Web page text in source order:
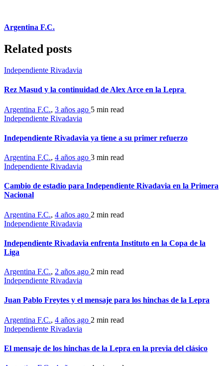
Argentina F.C.
Related posts
Independiente Rivadavia
Rez Masud y la continuidad de Alex Arce en la Lepra
Argentina F.C., 3 años ago 5 min read
Independiente Rivadavia
Independiente Rivadavia ya tiene a su primer refuerzo
Argentina F.C., 4 años ago 3 min read
Independiente Rivadavia
Cambio de estadio para Independiente Rivadavia en la Primera
Nacional
Argentina F.C., 4 años ago 2 min read
Independiente Rivadavia
Independiente Rivadavia enfrenta Instituto en la Copa de la
Liga
Argentina F.C., 2 años ago 2 min read
Independiente Rivadavia
Juan Pablo Freytes y el mensaje para los hinchas de la Lepra
Argentina F.C., 4 años ago 2 min read
Independiente Rivadavia
El mensaje de los hinchas de la Lepra en la previa del clásico